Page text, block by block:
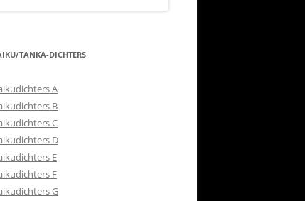
KLACHTENPROCEDURE
TANKA-DICHTERS
A
B
C
D
E
F
G